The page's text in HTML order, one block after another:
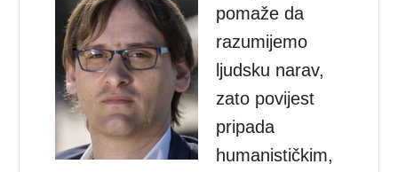
pomaže da
razumijemo
ljudsku narav,
zato povijest
pripada
humanističkim,